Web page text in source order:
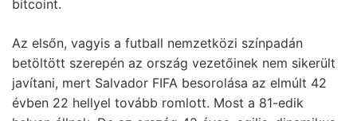
bitcoint.
Az elsőn, vagyis a futball nemzetközi színpadán
betöltött szerepén az ország vezetőinek nem sikerült
javítani, mert Salvador FIFA besorolása az elmúlt 42
évben 22 hellyel tovább romlott. Most a 81-edik